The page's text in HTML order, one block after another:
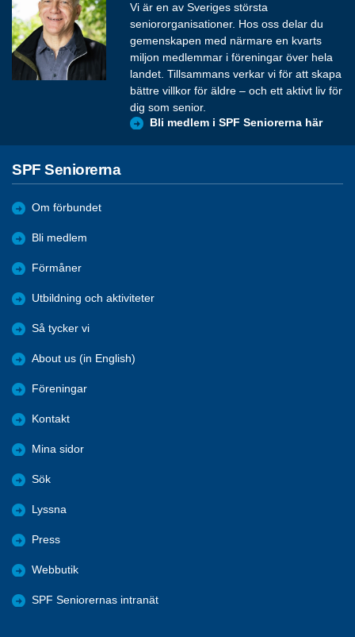
Vi är en av Sveriges största
seniororganisationer. Hos oss delar du
gemenskapen med närmare en kvarts
miljon medlemmar i föreningar över hela
landet. Tillsammans verkar vi för att skapa
bättre villkor för äldre – och ett aktivt liv för
dig som senior.
Bli medlem i SPF Seniorerna här
SPF Seniorerna
Om förbundet
Bli medlem
Förmåner
Utbildning och aktiviteter
Så tycker vi
About us (in English)
Föreningar
Kontakt
Mina sidor
Sök
Lyssna
Press
Webbutik
SPF Seniorernas intranät